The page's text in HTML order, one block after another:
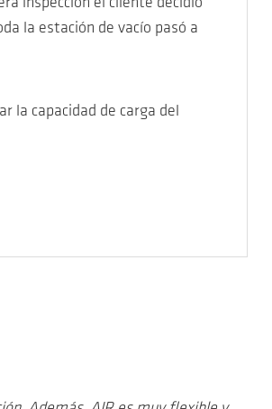
la estación de vacío pasó a
la capacidad de carga del